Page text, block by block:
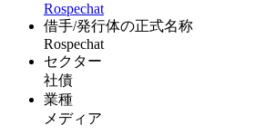
Rospechat
借手/発行体の正式名称
Rospechat
セクター
社債
業種
メディア